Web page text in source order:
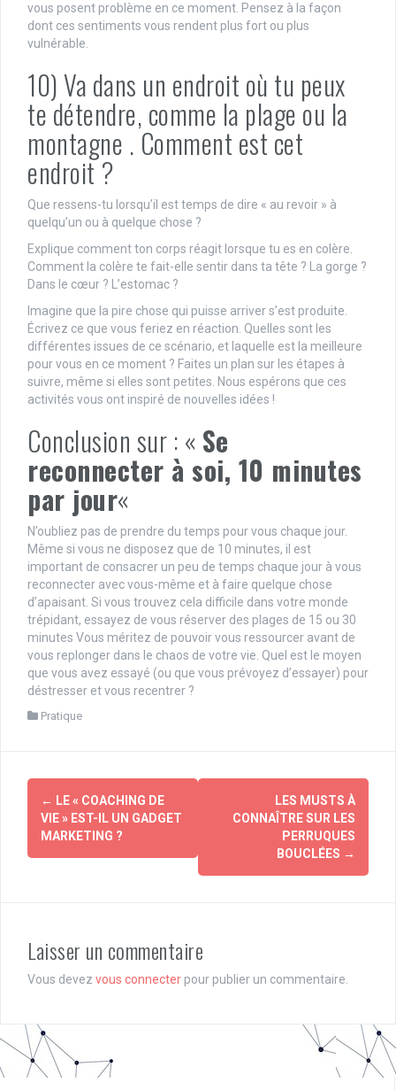
vous posent problème en ce moment. Pensez à la façon
dont ces sentiments vous rendent plus fort ou plus
vulnérable.
10) Va dans un endroit où tu peux
te détendre, comme la plage ou la
montagne . Comment est cet
endroit ?
Que ressens-tu lorsqu’il est temps de dire « au revoir » à
quelqu’un ou à quelque chose ?
Explique comment ton corps réagit lorsque tu es en colère.
Comment la colère te fait-elle sentir dans ta tête ? La gorge ?
Dans le cœur ? L’estomac ?
Imagine que la pire chose qui puisse arriver s’est produite.
Écrivez ce que vous feriez en réaction. Quelles sont les
différentes issues de ce scénario, et laquelle est la meilleure
pour vous en ce moment ? Faites un plan sur les étapes à
suivre, même si elles sont petites. Nous espérons que ces
activités vous ont inspiré de nouvelles idées !
Conclusion sur : « Se
reconnecter à soi, 10 minutes
par jour«
N’oubliez pas de prendre du temps pour vous chaque jour.
Même si vous ne disposez que de 10 minutes, il est
important de consacrer un peu de temps chaque jour à vous
reconnecter avec vous-même et à faire quelque chose
d’apaisant. Si vous trouvez cela difficile dans votre monde
trépidant, essayez de vous réserver des plages de 15 ou 30
minutes Vous méritez de pouvoir vous ressourcer avant de
vous replonger dans le chaos de votre vie. Quel est le moyen
que vous avez essayé (ou que vous prévoyez d’essayer) pour
déstresser et vous recentrer ?
Pratique
Navigation
d'article
← LE « COACHING DE
VIE » EST-IL UN GADGET
MARKETING ?
LES MUSTS À
CONNAÎTRE SUR LES
PERRUQUES
BOUCLÉES →
Laisser un commentaire
Vous devez vous connecter pour publier un commentaire.